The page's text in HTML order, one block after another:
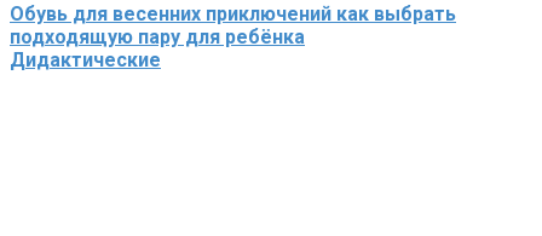
Обувь для весенних приключений как выбрать
подходящую пару для ребёнка
Дидактические